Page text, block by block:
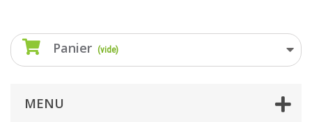
Panier (vide)
MENU